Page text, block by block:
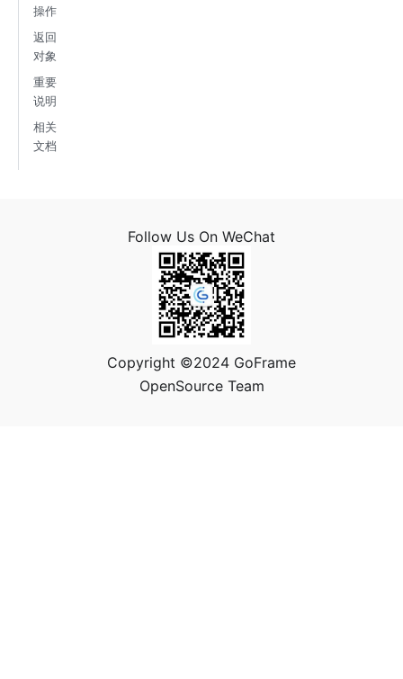
操作
返回
对象
重要
说明
相关
文档
Follow Us On WeChat
Copyright ©2024 GoFrame
OpenSource Team